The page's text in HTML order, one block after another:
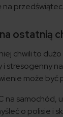
ostatnią
chwili to
stresogenny
może być
na
o polisie i